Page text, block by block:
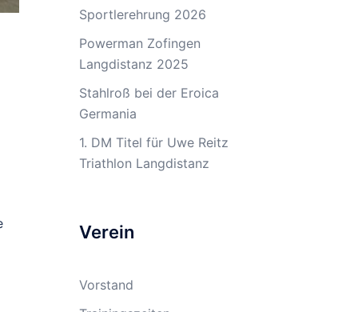
Sportlerehrung 2026
Powerman Zofingen
Langdistanz 2025
Stahlroß bei der Eroica
Germania
1. DM Titel für Uwe Reitz
Triathlon Langdistanz
Verein
Vorstand